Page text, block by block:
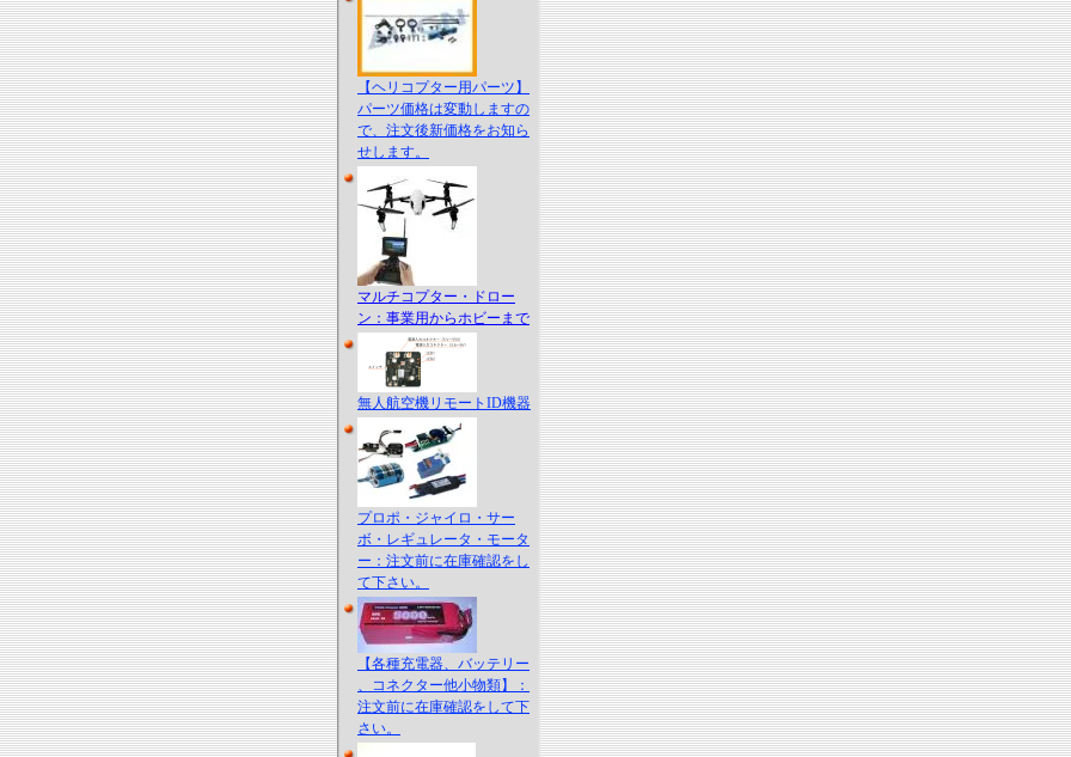
【ヘリコプター用パーツ】
パーツ価格は変動しますの
で、注文後新価格をお知ら
せします。
マルチコプター・ドロー
ン：事業用からホビーまで
無人航空機リモートID機器
プロポ・ジャイロ・サー
ボ・レギュレータ・モータ
ー：注文前に在庫確認をし
て下さい。
【各種充電器、バッテリー
、コネクター他小物類】：
注文前に在庫確認をして下
さい。